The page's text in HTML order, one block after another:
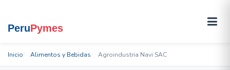
Inicio Alimentos y Bebidas Agroindustria Navi SAC